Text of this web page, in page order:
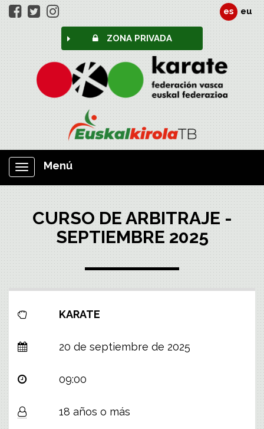
es eu
ZONA PRIVADA
Mostrar/ocultar
navegación
Menú
CURSO DE ARBITRAJE -
SEPTIEMBRE 2025
KARATE
20 de septiembre de 2025
09:00
18 años o más